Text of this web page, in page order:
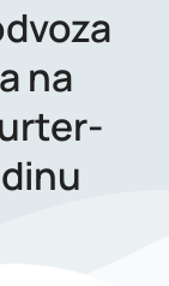
na